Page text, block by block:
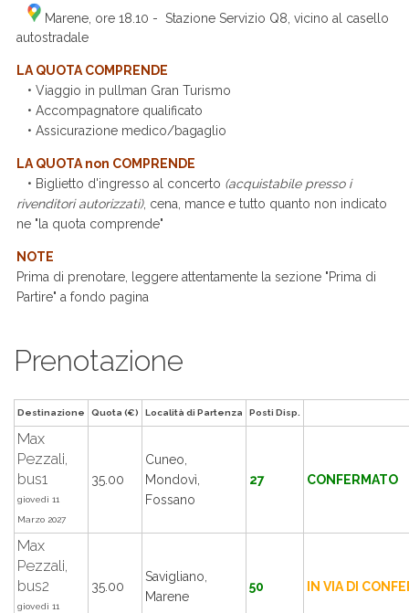
Marene, ore 18.10 - Stazione Servizio Q8, vicino al casello
autostradale
LA QUOTA COMPRENDE
• Viaggio in pullman Gran Turismo
• Accompagnatore qualificato
• Assicurazione medico/bagaglio
LA QUOTA non COMPRENDE
• Biglietto d'ingresso al concerto (acquistabile presso i
rivenditori autorizzati), cena, mance e tutto quanto non indicato
ne "la quota comprende"
NOTE
Prima di prenotare, leggere attentamente la sezione "Prima di
Partire" a fondo pagina
Prenotazione
Destinazione Quota (€) Località di Partenza Posti Disp.
Max
Pezzali,
bus1
giovedì 11
Marzo 2027
35.00
Cuneo,
Mondovì,
Fossano
27 CONFERMATO
Max
Pezzali,
bus2
giovedì 11
35.00
Savigliano,
Marene
50 IN VIA DI